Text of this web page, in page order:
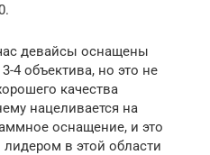
девайсы оснащены
4 объектива, но это не
качества
нацеливается на
оснащение, и это
в этой области